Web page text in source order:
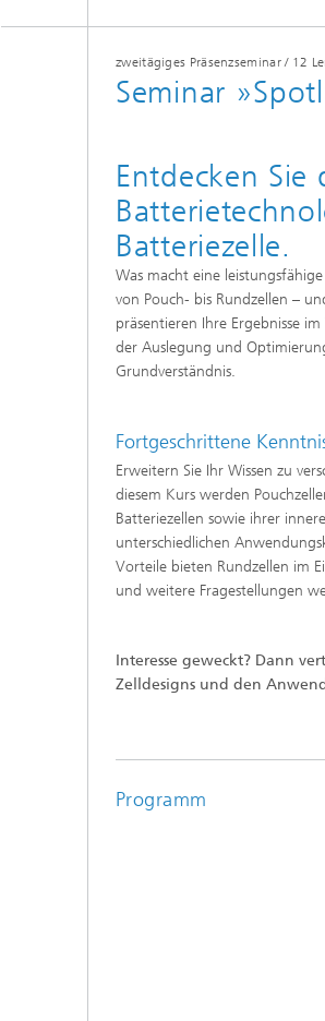
zweitägiges Präsenzseminar / 12
Seminar
Entdecken
Batteriezelle.
Was macht eine
von Pouch- bis Rundzellen –
präsentieren Ihre Ergebnisse
der Auslegung und
Grundverständnis.
Fortgeschrittene
Erweitern Sie Ihr Wissen zu
diesem Kurs werden
Batteriezellen sowie ihrer
unterschiedlichen
Vorteile bieten Rundzellen im
und weitere Fragestellungen
Interesse geweckt? Dann
Zelldesigns und den
Programm